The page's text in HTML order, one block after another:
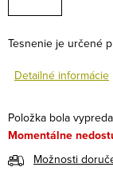
Tesnenie je určené
Detailné informácie
Položka bola
Momentálne
Možnosti